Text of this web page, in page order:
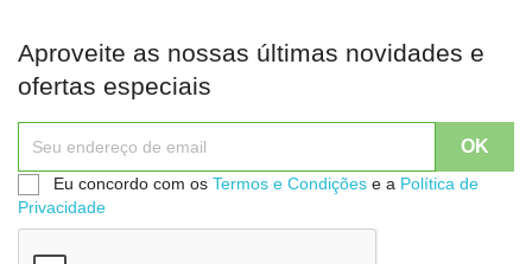
Aproveite as nossas últimas novidades e
ofertas especiais
Eu concordo com os Termos e Condições e a Política de
Privacidade